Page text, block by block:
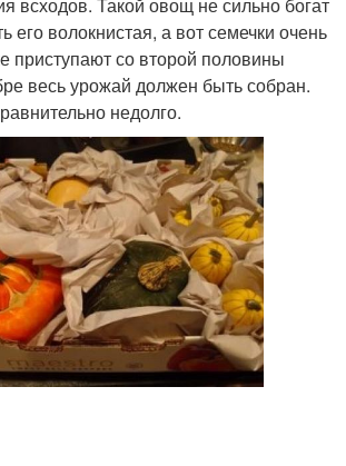
его волокнистая, а вот семечки очень
приступают со второй половины
весь урожай должен быть собран.
недолго.